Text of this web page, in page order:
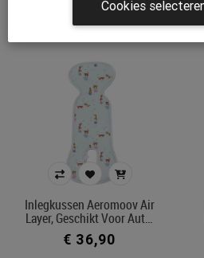
Inlegkussen Aeromoov Air
Layer, Geschikt Voor Aut…
€ 36,90
Cookies